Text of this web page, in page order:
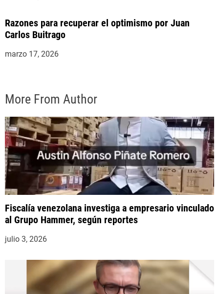
Razones para recuperar el optimismo por Juan
Carlos Buitrago
marzo 17, 2026
More From Author
Fiscalía venezolana investiga a empresario vinculado
al Grupo Hammer, según reportes
julio 3, 2026